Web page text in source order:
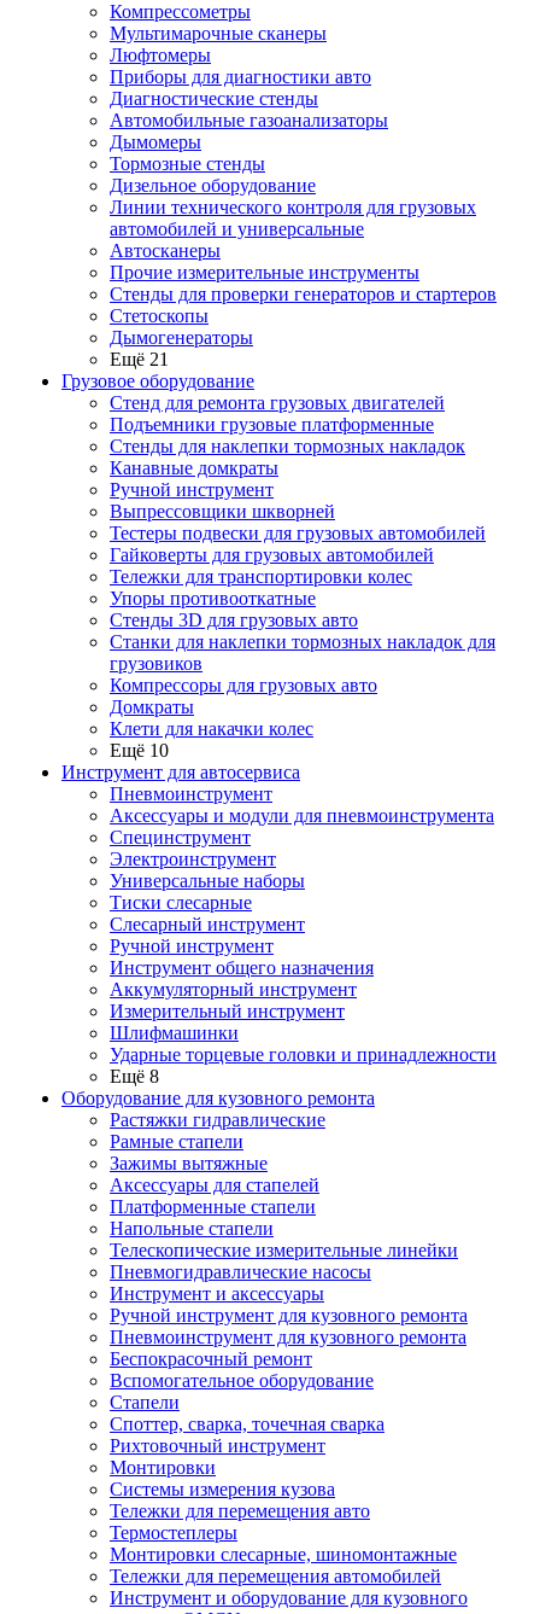
Компрессометры
Мультимарочные сканеры
Люфтомеры
Приборы для диагностики авто
Диагностические стенды
Автомобильные газоанализаторы
Дымомеры
Тормозные стенды
Дизельное оборудование
Линии технического контроля для грузовых
автомобилей и универсальные
Автосканеры
Прочие измерительные инструменты
Стенды для проверки генераторов и стартеров
Стетоскопы
Дымогенераторы
Ещё 21
Грузовое оборудование
Стенд для ремонта грузовых двигателей
Подъемники грузовые платформенные
Стенды для наклепки тормозных накладок
Канавные домкраты
Ручной инструмент
Выпрессовщики шкворней
Тестеры подвески для грузовых автомобилей
Гайковерты для грузовых автомобилей
Тележки для транспортировки колес
Упоры противооткатные
Стенды 3D для грузовых авто
Станки для наклепки тормозных накладок для
грузовиков
Компрессоры для грузовых авто
Домкраты
Клети для накачки колес
Ещё 10
Инструмент для автосервиса
Пневмоинструмент
Аксессуары и модули для пневмоинструмента
Специнструмент
Электроинструмент
Универсальные наборы
Тиски слесарные
Слесарный инструмент
Ручной инструмент
Инструмент общего назначения
Аккумуляторный инструмент
Измерительный инструмент
Шлифмашинки
Ударные торцевые головки и принадлежности
Ещё 8
Оборудование для кузовного ремонта
Растяжки гидравлические
Рамные стапели
Зажимы вытяжные
Аксессуары для стапелей
Платформенные стапели
Напольные стапели
Телескопические измерительные линейки
Пневмогидравлические насосы
Инструмент и аксессуары
Ручной инструмент для кузовного ремонта
Пневмоинструмент для кузовного ремонта
Беспокрасочный ремонт
Вспомогательное оборудование
Стапели
Споттер, сварка, точечная сварка
Рихтовочный инструмент
Монтировки
Системы измерения кузова
Тележки для перемещения авто
Термостеплеры
Монтировки слесарные, шиномонтажные
Тележки для перемещения автомобилей
Инструмент и оборудование для кузовного